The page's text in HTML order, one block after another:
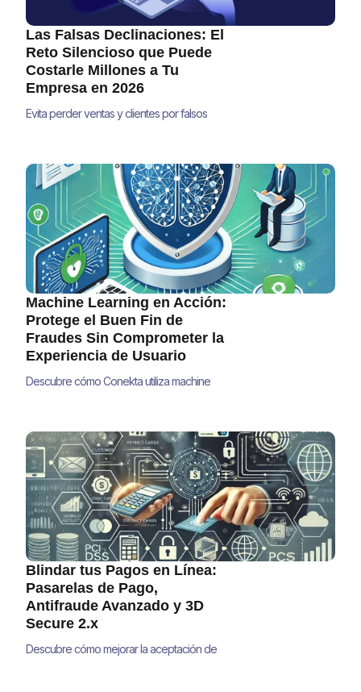
Las Falsas Declinaciones: El
Reto Silencioso que Puede
Costarle Millones a Tu
Empresa en 2026
Evita perder ventas y clientes por falsos
declinaciones y mejorar tus ingresos en
2025.
Machine Learning en Acción:
Protege el Buen Fin de
Fraudes Sin Comprometer la
Experiencia de Usuario
Descubre cómo Conekta utiliza machine
del usuario. Conoce los algoritmos y
estrategias que revolucionan la prevención
de fraudes en América Latina.
Blindar tus Pagos en Línea:
Pasarelas de Pago,
Antifraude Avanzado y 3D
Secure 2.x
Descubre cómo mejorar la aceptación de